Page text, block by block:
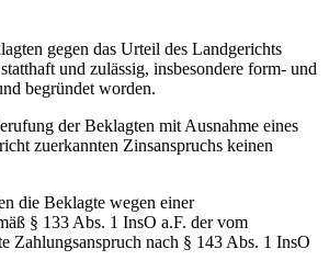
gegen das Urteil des Landgerichts
und zulässig, insbesondere form- und
begründet worden.
der Beklagten mit Ausnahme eines
zuerkannten Zinsanspruchs keinen
die Beklagte wegen einer
§ 133 Abs. 1 InsO a.F. der vom
Zahlungsanspruch nach § 143 Abs. 1 InsO